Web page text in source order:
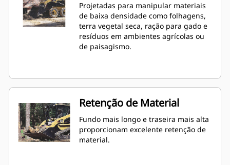
Projetadas para manipular materiais
de baixa densidade como folhagens,
terra vegetal seca, ração para gado e
resíduos em ambientes agrícolas ou
de paisagismo.
Retenção de Material
Fundo mais longo e traseira mais alta
proporcionam excelente retenção de
material.